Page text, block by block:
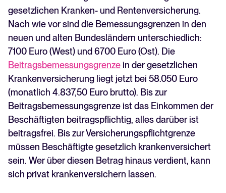
gesetzlichen Kranken- und Rentenversicherung.
Nach wie vor sind die Bemessungsgrenzen in den
neuen und alten Bundesländern unterschiedlich:
7100 Euro (West) und 6700 Euro (Ost). Die
Beitragsbemessungsgrenzein der gesetzlichen
Krankenversicherung liegt jetzt bei 58.050 Euro
(monatlich 4.837,50 Euro brutto). Bis zur
Beitragsbemessungsgrenze ist das Einkommen der
Beschäftigten beitragspflichtig, alles darüber ist
beitragsfrei. Bis zur Versicherungspflichtgrenze
müssen Beschäftigte gesetzlich krankenversichert
sein. Wer über diesen Betrag hinaus verdient, kann
sich privat krankenversichern lassen.